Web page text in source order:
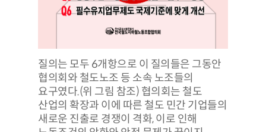
질의는 모두 6개항으로 이 질의들은 그동안
협의회와 철도노조 등 소속 노조들의
요구였다.(위 그림 참조) 협의회는 철도
산업의 확장과 이에 따른 철도 민간 기업들의
새로운 진출로 경쟁이 격화, 이로 인해